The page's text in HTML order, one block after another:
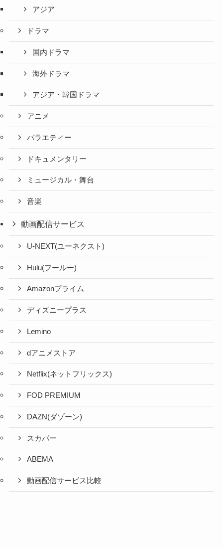
アジア
ドラマ
国内ドラマ
海外ドラマ
アジア・韓国ドラマ
アニメ
バラエティー
ドキュメンタリー
ミュージカル・舞台
音楽
動画配信サービス
U-NEXT(ユーネクスト)
Hulu(フールー)
Amazonプライム
ディズニープラス
Lemino
dアニメストア
Netflix(ネットフリックス)
FOD PREMIUM
DAZN(ダゾーン)
スカパー
ABEMA
動画配信サービス比較